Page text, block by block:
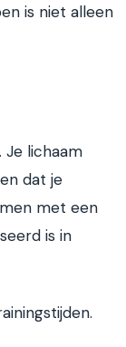
is niet alleen
lichaam
dat je
met een
is in